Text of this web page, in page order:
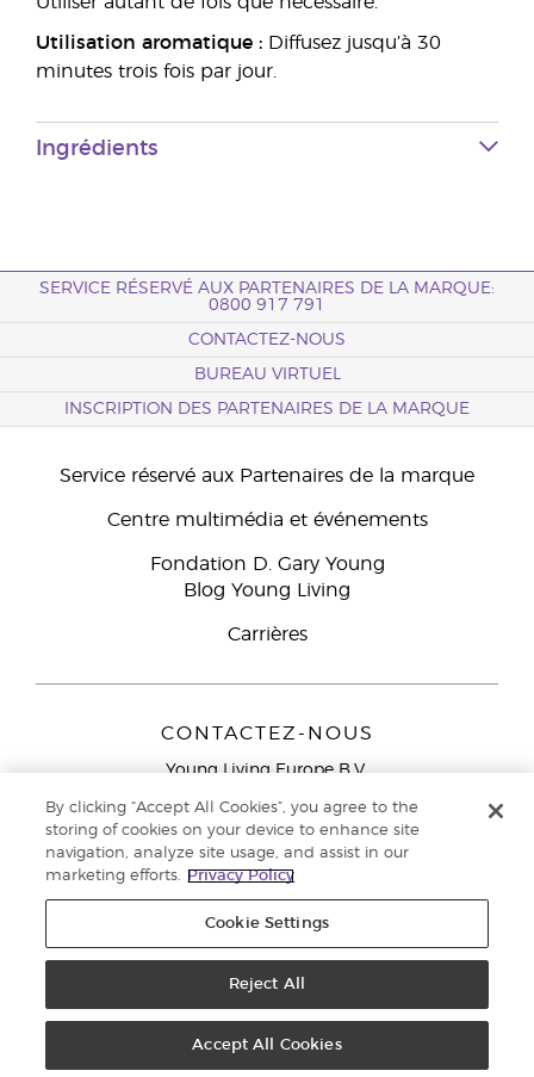
Utilisation aromatique : Diffusez jusqu’à 30
minutes trois fois par jour.
Ingrédients
SERVICE RÉSERVÉ AUX PARTENAIRES DE LA MARQUE:
0800 917 791
CONTACTEZ-NOUS
BUREAU VIRTUEL
INSCRIPTION DES PARTENAIRES DE LA MARQUE
Service réservé aux Partenaires de la marque
Centre multimédia et événements
Fondation D. Gary Young
Blog Young Living
Carrières
CONTACTEZ-NOUS
Young Living Europe B.V.
9727 AJ Groningen
Service réservé aux Partenaires de la marque
791
Politique de confidentialité
By clicking “Accept All Cookies”, you agree to the
storing of cookies on your device to enhance site
navigation, analyze site usage, and assist in our
marketing efforts.
Privacy Policy
Cookie Settings
Reject All
Accept All Cookies